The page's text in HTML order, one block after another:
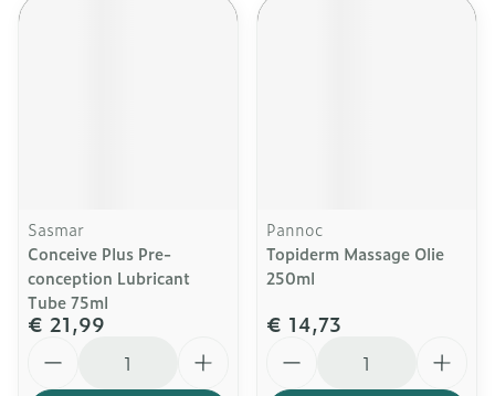
Sasmar
Conceive Plus Pre-
conception Lubricant
Tube 75ml
€ 21,99
Pannoc
Topiderm Massage Olie
250ml
€ 14,73